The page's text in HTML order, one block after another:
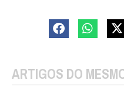
ARTIGOS DO